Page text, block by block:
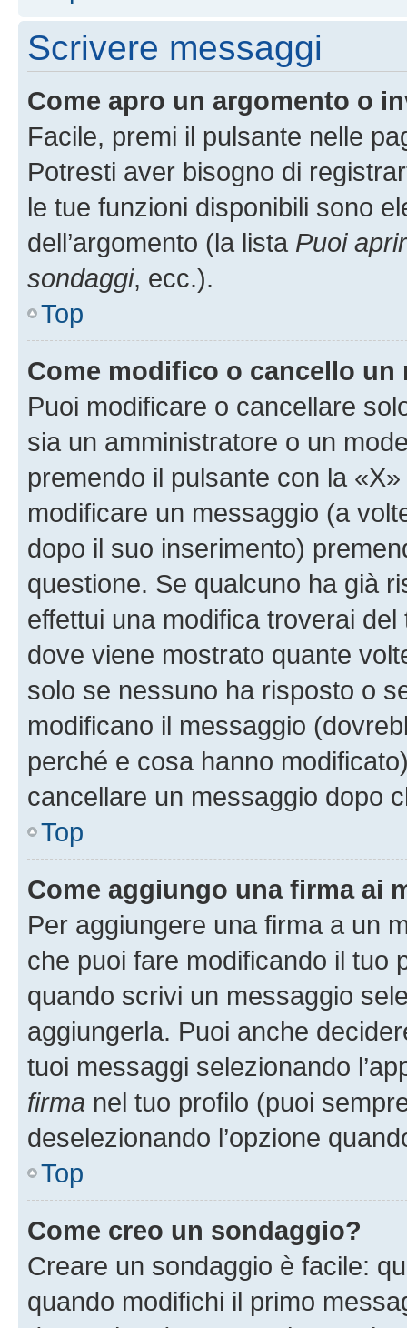
Scrivere messaggi
Come apro un argomento o
Facile, premi il pulsante nelle
Potresti aver bisogno di
le tue funzioni disponibili sono
dell’argomento (la lista Puoi
sondaggi, ecc.).
Top
Come modifico o cancello un
Puoi modificare o cancellare
sia un amministratore o un
premendo il pulsante con la
modificare un messaggio (a
dopo il suo inserimento)
questione. Se qualcuno ha già
effettui una modifica troverai
dove viene mostrato quante
solo se nessuno ha risposto o
modificano il messaggio
perché e cosa hanno
cancellare un messaggio dopo
Top
Come aggiungo una firma ai
Per aggiungere una firma a un
che puoi fare modificando il tuo
quando scrivi un messaggio
aggiungerla. Puoi anche
tuoi messaggi selezionando
firma nel tuo profilo (puoi
deselezionando l’opzione
Top
Come creo un sondaggio?
Creare un sondaggio è facile:
quando modifichi il primo